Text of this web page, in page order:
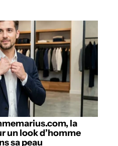
la
un look d’homme
sa peau